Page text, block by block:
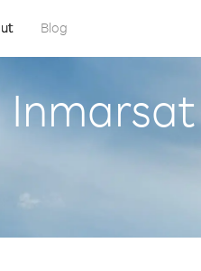
Blog
Inmarsat